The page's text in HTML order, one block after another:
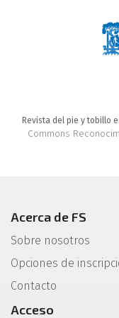
Revista del pie y tobillo
Commons
Acerca de FS
Sobre nosotros
Opciones de
Contacto
Acceso